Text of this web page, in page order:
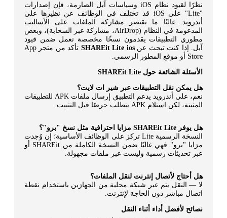
نظرًا لقيود نظام iOS وسياسات آبل الصارمة، فإن إصدارات
"Lite" على iOS قد تختلف في الوظائف عن نظيرها على
أندرويد. غالبًا ما تقتصر مشاركة الملفات على الأساليب
المدعومة في النظام (AirDrop، مشاركة عبر السحابة)، وبعض
مطوري التطبيقات يقدمون نسخًا مخصصة تعمل ضمن قيود
آبل. إذا كنت تبحث عنSHAREit Lite ios
تأكد من متجر App
Store أو موقع المطور الرسمي.
الأسئلة الشائعة حول SHAREit Lite
هل يمكن نقل التطبيقات عبر شير ات لايت؟
نعم، على أندرويد يدعم التطبيق إرسال ملفات APK للتطبيقات
المثبتة، لكن استلام APK يتطلب حرصًا قبل التثبيت.
هل يوفر SHAREit Lite مزايا احترافية مثل نسخ "برو"؟
النسخة الرسمية Lite تركز على الوظائف الأساسية؛ إن وُجدت
مزايا "برو" فهي غالبًا ضمن النسخة الكاملة من SHAREit أو
عبر تحديثات رسمية وليست عبر ملفات مجهولة.
هل أحتاج لأتصال إنترنت لنقل الملفات؟
لا — النقل يتم عبر شبكة محلية من الجهازين باستخدام نقطة
اتصال مباشر دون الحاجة لإنترنت.
نصائح لأفضل أداء أثناء النقل